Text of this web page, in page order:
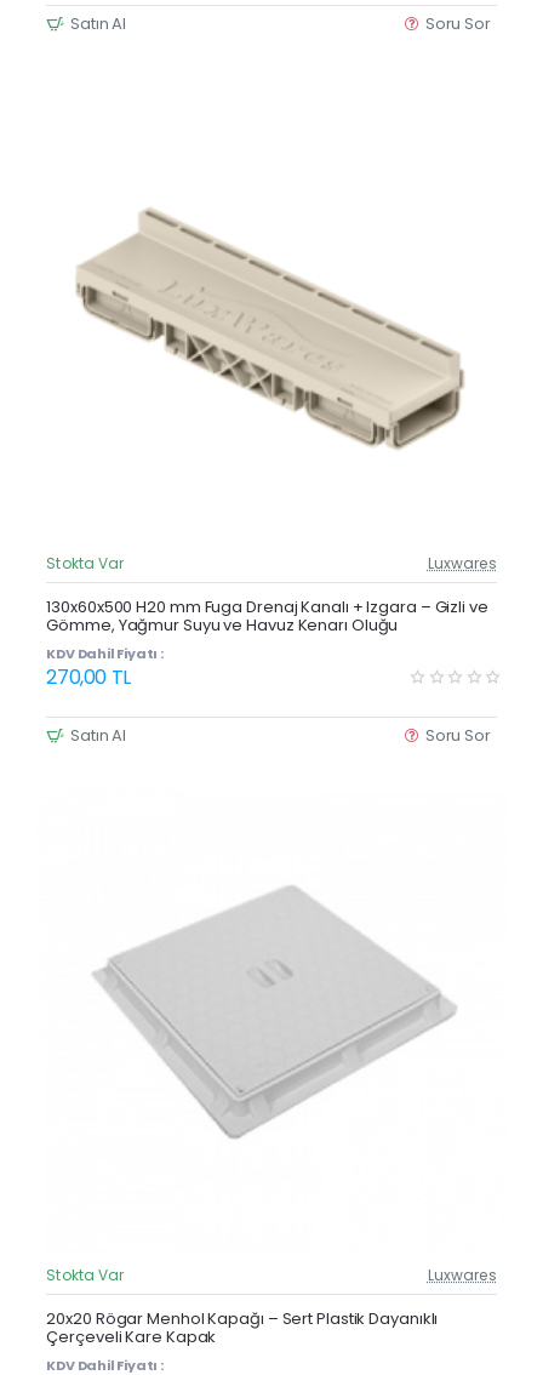
Satın Al Soru Sor
Güncel Fiyat
Yeni Ürün
Stokta Var Luxwares
130x60x500 H20 mm Fuga Drenaj Kanalı + Izgara – Gizli ve
Gömme, Yağmur Suyu ve Havuz Kenarı Oluğu
KDV Dahil Fiyatı :
270,00 TL
Satın Al Soru Sor
Güncel Fiyat
Stokta Var Luxwares
20x20 Rögar Menhol Kapağı – Sert Plastik Dayanıklı
Çerçeveli Kare Kapak
KDV Dahil Fiyatı :